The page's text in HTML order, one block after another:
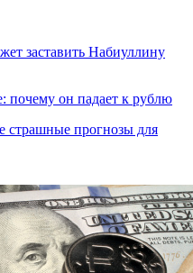
заставить Набиуллину
почему он падает к рублю
страшные прогнозы для